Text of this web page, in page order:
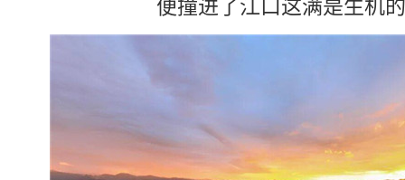
便撞进了江口这满是生机